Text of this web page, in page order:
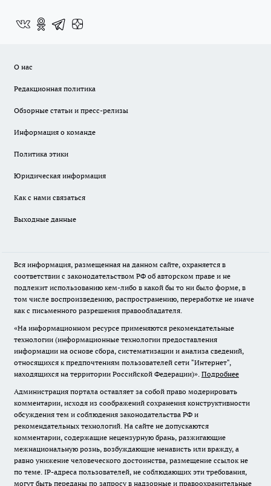
О нас
Редакционная политика
Обзорные статьи и пресс-релизы
Информация о команде
Политика этики
Юридическая информация
Как с нами связаться
Выходные данные
Вся информация, размещенная на данном сайте, охраняется в
соответствии с законодательством РФ об авторском праве и не
подлежит использованию кем-либо в какой бы то ни было форме, в
том числе воспроизведению, распространению, переработке не иначе
как с письменного разрешения правообладателя.
«На информационном ресурсе применяются рекомендательные
технологии (информационные технологии предоставления
информации на основе сбора, систематизации и анализа сведений,
относящихся к предпочтениям пользователей сети "Интернет",
находящихся на территории Российской Федерации)». Подробнее
Администрация портала оставляет за собой право модерировать
комментарии, исходя из соображений сохранения конструктивности
обсуждения тем и соблюдения законодательства РФ и
рекомендательных технологий. На сайте не допускаются
комментарии, содержащие нецензурную брань, разжигающие
межнациональную рознь, возбуждающие ненависть или вражду, а
равно унижение человеческого достоинства, размещение ссылок не
по теме. IP-адреса пользователей, не соблюдающих эти требования,
могут быть переданы по запросу в надзорные и правоохранительные